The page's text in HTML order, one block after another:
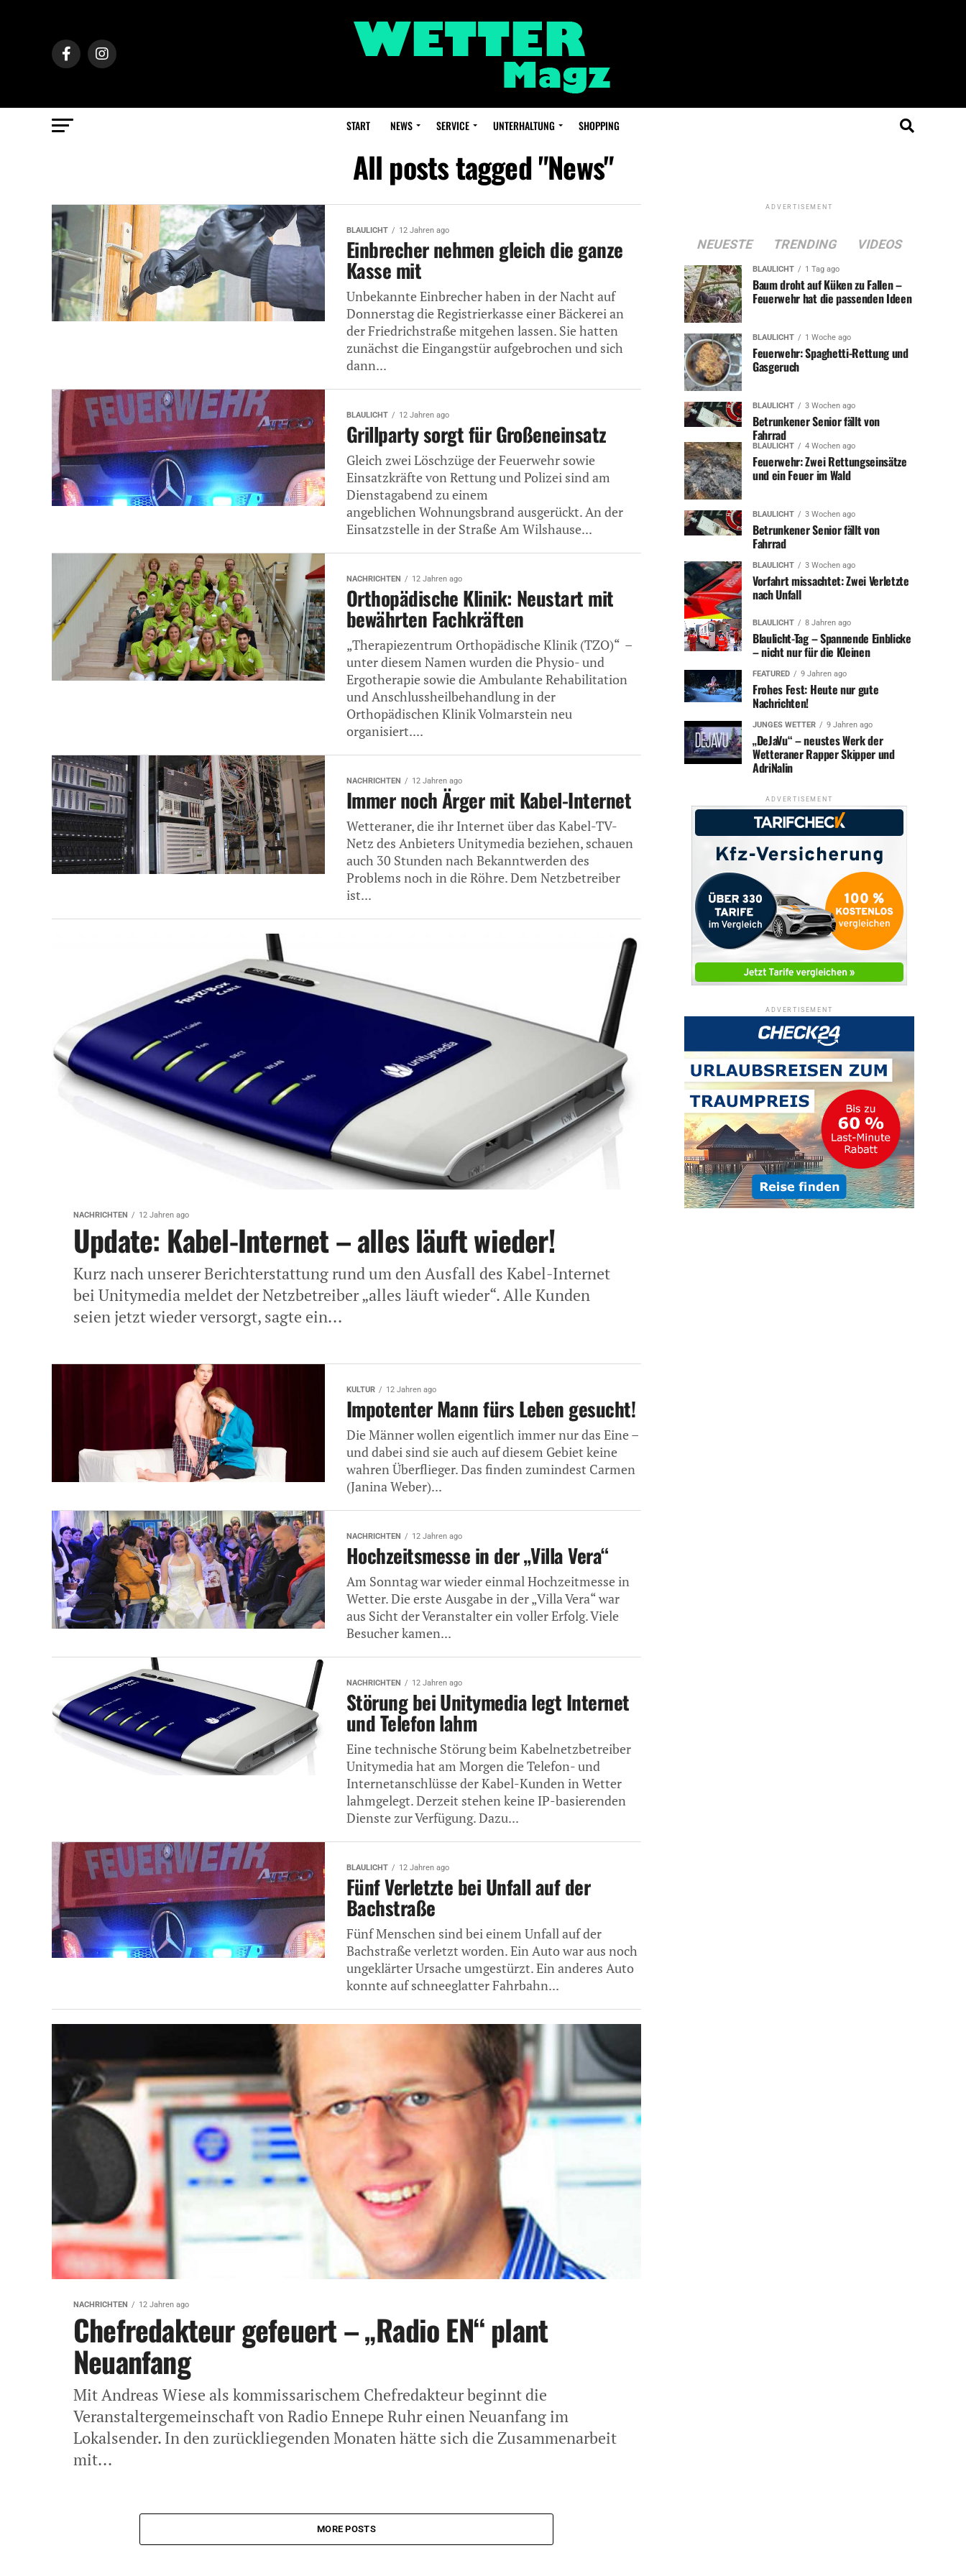
START NEWS SERVICE UNTERHALTUNG SHOPPING
All posts tagged "News"
BLAULICHT 12 Jahren ago
Einbrecher nehmen gleich die ganze
Kasse mit
Unbekannte Einbrecher haben in der Nacht auf
Donnerstag die Registrierkasse einer Bäckerei an
der Friedrichstraße mitgehen lassen. Sie hatten
zunächst die Eingangstür aufgebrochen und sich
dann...
BLAULICHT 12 Jahren ago
Grillparty sorgt für Großeneinsatz
Gleich zwei Löschzüge der Feuerwehr sowie
Einsatzkräfte von Rettung und Polizei sind am
Dienstagabend zu einem
angeblichen Wohnungsbrand ausgerückt. An der
Einsatzstelle in der Straße Am Wilshause...
NACHRICHTEN 12 Jahren ago
Orthopädische Klinik: Neustart mit
bewährten Fachkräften
„Therapiezentrum Orthopädische Klinik (TZO)“ –
unter diesem Namen wurden die Physio- und
Ergotherapie sowie die Ambulante Rehabilitation
und Anschlussheilbehandlung in der
Orthopädischen Klinik Volmarstein neu
organisiert....
NACHRICHTEN 12 Jahren ago
Immer noch Ärger mit Kabel-Internet
Wetteraner, die ihr Internet über das Kabel-TV-
Netz des Anbieters Unitymedia beziehen, schauen
auch 30 Stunden nach Bekanntwerden des
Problems noch in die Röhre. Dem Netzbetreiber
ist...
NACHRICHTEN 12 Jahren ago
Update: Kabel-Internet – alles läuft wieder!
Kurz nach unserer Berichterstattung rund um den Ausfall des Kabel-Internet
bei Unitymedia meldet der Netzbetreiber „alles läuft wieder“. Alle Kunden
seien jetzt wieder versorgt, sagte ein...
KULTUR 12 Jahren ago
Impotenter Mann fürs Leben gesucht!
Die Männer wollen eigentlich immer nur das Eine –
und dabei sind sie auch auf diesem Gebiet keine
wahren Überflieger. Das finden zumindest Carmen
(Janina Weber)...
NACHRICHTEN 12 Jahren ago
Hochzeitsmesse in der „Villa Vera“
Am Sonntag war wieder einmal Hochzeitmesse in
Wetter. Die erste Ausgabe in der „Villa Vera“ war
aus Sicht der Veranstalter ein voller Erfolg. Viele
Besucher kamen...
NACHRICHTEN 12 Jahren ago
Störung bei Unitymedia legt Internet
und Telefon lahm
Eine technische Störung beim Kabelnetzbetreiber
Unitymedia hat am Morgen die Telefon- und
Internetanschlüsse der Kabel-Kunden in Wetter
lahmgelegt. Derzeit stehen keine IP-basierenden
Dienste zur Verfügung. Dazu...
BLAULICHT 12 Jahren ago
Fünf Verletzte bei Unfall auf der
Bachstraße
Fünf Menschen sind bei einem Unfall auf der
Bachstraße verletzt worden. Ein Auto war aus noch
ungeklärter Ursache umgestürzt. Ein anderes Auto
konnte auf schneeglatter Fahrbahn...
NACHRICHTEN 12 Jahren ago
Chefredakteur gefeuert – „Radio EN“ plant
Neuanfang
Mit Andreas Wiese als kommissarischem Chefredak­teur beginnt die
Veranstaltergemeinschaft von Radio Ennepe Ruhr einen Neuanfang im
Lokalsender. In den zurückliegenden Monaten hätte sich die Zusammenarbeit
mit...
MORE POSTS
ADVERTISEMENT
NEUESTE TRENDING VIDEOS
BLAULICHT 1 Tag ago
Baum droht auf Küken zu Fallen –
Feuerwehr hat die passenden Ideen
BLAULICHT 1 Woche ago
Feuerwehr: Spaghetti-Rettung und
Gasgeruch
BLAULICHT 3 Wochen ago
Betrunkener Senior fällt von
Fahrrad
BLAULICHT 4 Wochen ago
Feuerwehr: Zwei Rettungseinsätze
und ein Feuer im Wald
BLAULICHT 3 Wochen ago
Betrunkener Senior fällt von
Fahrrad
BLAULICHT 3 Wochen ago
Vorfahrt missachtet: Zwei Verletzte
nach Unfall
BLAULICHT 8 Jahren ago
Blaulicht-Tag – Spannende Einblicke
– nicht nur für die Kleinen
FEATURED 9 Jahren ago
Frohes Fest: Heute nur gute
Nachrichten!
JUNGES WETTER 9 Jahren ago
„DeJaVu“ – neustes Werk der
Wetteraner Rapper Skipper und
AdriNalin
ADVERTISEMENT
ADVERTISEMENT